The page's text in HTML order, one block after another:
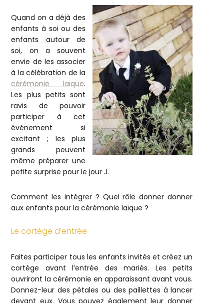
Quand on a déjà des
enfants à soi ou des
enfants autour de
soi, on a souvent
envie de les associer
à la célébration de la
cérémonie laïque.
Les plus petits sont
ravis de pouvoir
participer à cet
événement si
excitant ; les plus
grands peuvent
même préparer une
petite surprise pour le jour J.
Comment les intégrer ? Quel rôle donner donner
aux enfants pour la cérémonie laïque ?
Le cortège d’entrée
Faites participer tous les enfants invités et créez un
cortège avant l’entrée des mariés. Les petits
ouvriront la cérémonie en apparaissant avant vous.
Donnez-leur des pétales ou des paillettes à lancer
devant eux. Vous pouvez également leur donner